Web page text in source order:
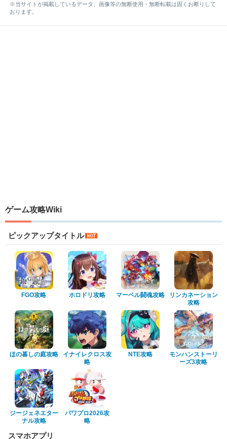
※当サイトが掲載しているデータ、画像等の無断使用・無断転載は固くお断りして
おります。
ゲーム攻略Wiki
ピックアップタイトル
FGO攻略 ホロドリ攻略 マーベル闘魂攻略
リンカネーション
攻略
ほの暮しの庭攻略
イナイレクロス攻
略
NTE攻略
モンハンストーリ
ーズ3攻略
ジージェネエター
ナル攻略
パワプロ2026攻
略
スマホアプリ